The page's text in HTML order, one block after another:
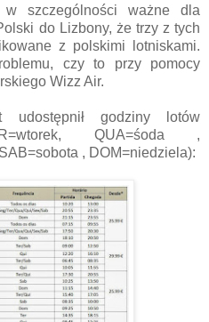
szczególności ważne dla
do Lizbony, że trzy z tych
z polskimi lotniskami.
czy to przy pomocy
Wizz Air.
udostępnił godziny lotów
QUA=śoda ,
, DOM=niedziela):